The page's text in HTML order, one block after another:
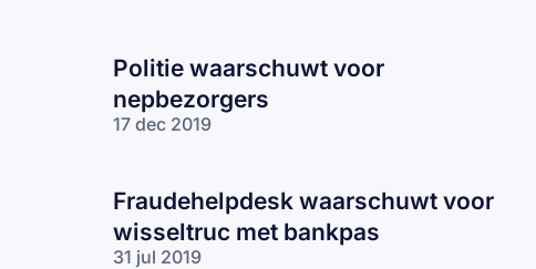
Politie waarschuwt voor
nepbezorgers
17 dec 2019
Fraudehelpdesk waarschuwt voor
wisseltruc met bankpas
31 jul 2019